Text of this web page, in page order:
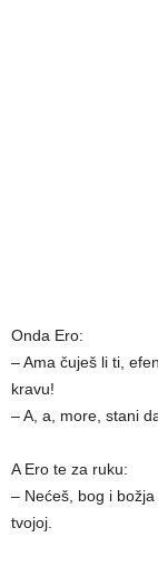
Onda Ero:
– Ama čuješ li ti,
kravu!
– A, a, more, stani
A Ero te za ruku:
– Nećeš, bog i
tvojoj.